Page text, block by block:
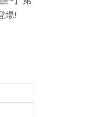
場!